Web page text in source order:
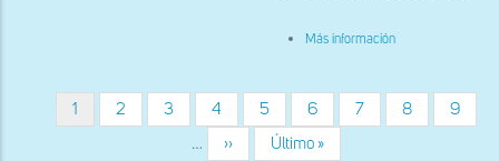
Más información
de
Paginación
Página
actual
1 Página
2 Página
3 Página
4 Página
5 Página
6 Página
7 Página
8 Página
9
…
Siguiente
››
Última
Último »